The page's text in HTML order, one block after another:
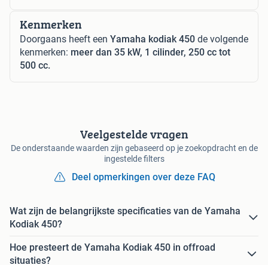
Kenmerken
Doorgaans heeft een Yamaha kodiak 450 de volgende
kenmerken: meer dan 35 kW, 1 cilinder, 250 cc tot
500 cc.
Veelgestelde vragen
De onderstaande waarden zijn gebaseerd op je zoekopdracht en de
ingestelde filters
Deel opmerkingen over deze FAQ
Wat zijn de belangrijkste specificaties van de Yamaha
Kodiak 450?
Hoe presteert de Yamaha Kodiak 450 in offroad
situaties?